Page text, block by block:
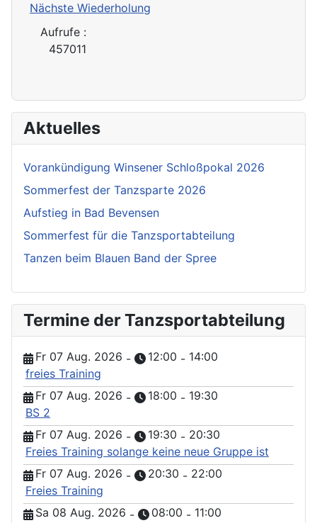
Nächste Wiederholung
Aufrufe:
457011
Aktuelles
Vorankündigung Winsener Schloßpokal 2026
Sommerfest der Tanzsparte 2026
Aufstieg in Bad Bevensen
Sommerfest für die Tanzsportabteilung
Tanzen beim Blauen Band der Spree
Termine der Tanzsportabteilung
Fr 07 Aug. 2026 - 12:00 - 14:00
freies Training
Fr 07 Aug. 2026 - 18:00 - 19:30
BS 2
Fr 07 Aug. 2026 - 19:30 - 20:30
Freies Training solange keine neue Gruppe ist
Fr 07 Aug. 2026 - 20:30 - 22:00
Freies Training
Sa 08 Aug. 2026 - 08:00 - 11:00